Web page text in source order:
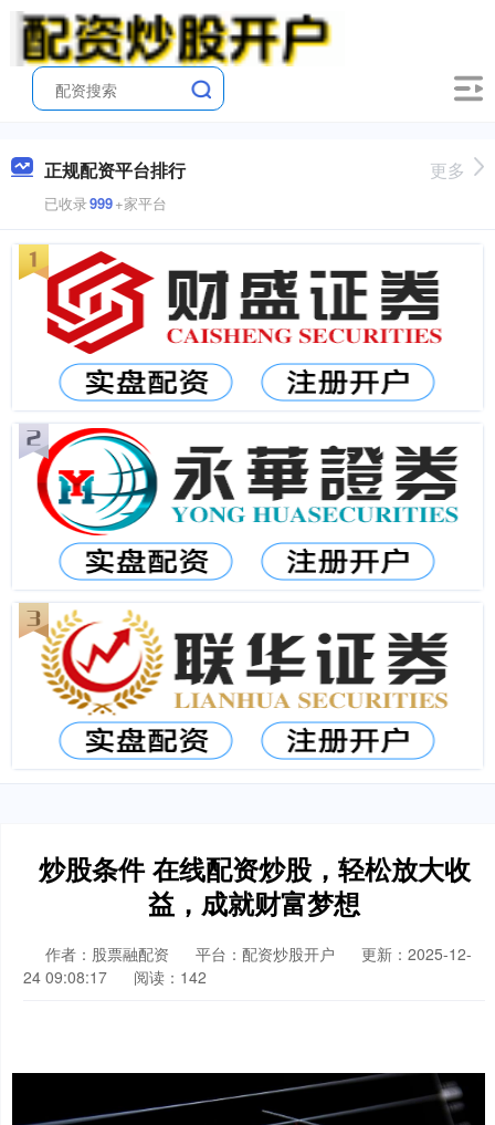
正规配资平台排行
已收录999+家平台
更多
炒股条件 在线配资炒股，轻松放大收
益，成就财富梦想
作者：股票融配资 平台：配资炒股开户
更新：2025-12-
24 09:08:17
阅读：142